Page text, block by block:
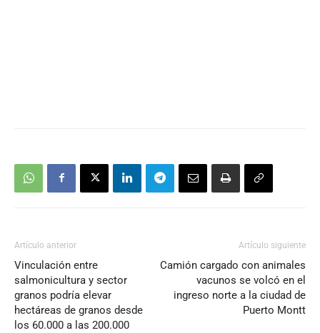
Artículo anterior
Vinculación entre
salmonicultura y sector
granos podría elevar
hectáreas de granos desde
los 60.000 a las 200.000
Artículo siguiente
Camión cargado con animales
vacunos se volcó en el
ingreso norte a la ciudad de
Puerto Montt